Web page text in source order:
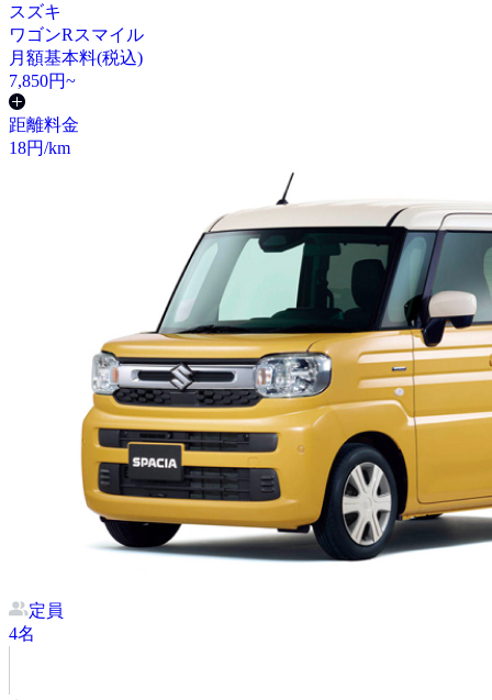
スズキ
ワゴンRスマイル
月額基本料(税込)
7,850円~
距離料金
18円/km
定員
4名